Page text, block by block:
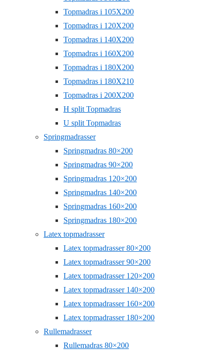
Topmadras i 105X200
Topmadras i 120X200
Topmadras i 140X200
Topmadras i 160X200
Topmadras i 180X200
Topmadras i 180X210
Topmadras i 200X200
H split Topmadras
U split Topmadras
Springmadrasser
Springmadras 80×200
Springmadras 90×200
Springmadras 120×200
Springmadras 140×200
Springmadras 160×200
Springmadras 180×200
Latex topmadrasser
Latex topmadrasser 80×200
Latex topmadrasser 90×200
Latex topmadrasser 120×200
Latex topmadrasser 140×200
Latex topmadrasser 160×200
Latex topmadrasser 180×200
Rullemadrasser
Rullemadras 80×200